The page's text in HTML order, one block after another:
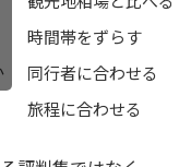
時間帯をずらす
同行者に合わせる
旅程に合わせる